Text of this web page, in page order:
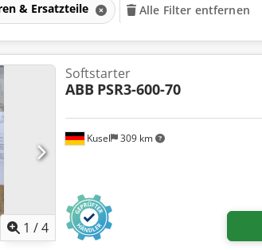
& Ersatzteile Alle Filter entfernen
1 /4
Kusel 309 km
Softstarter
ABB PSR3-600-70